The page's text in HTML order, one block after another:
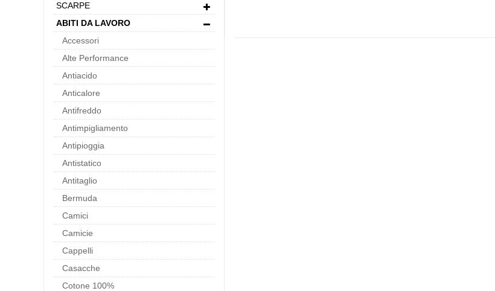
SCARPE
ABITI DA LAVORO
Accessori
Alte Performance
Antiacido
Anticalore
Antifreddo
Antimpigliamento
Antipioggia
Antistatico
Antitaglio
Bermuda
Camici
Camicie
Cappelli
Casacche
Cotone 100%